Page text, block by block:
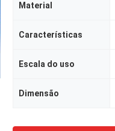
Material
Características
Escala do uso
Dimensão